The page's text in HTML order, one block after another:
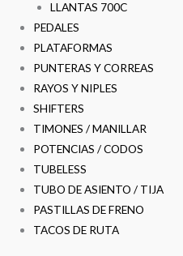
LLANTAS 700C
PEDALES
PLATAFORMAS
PUNTERAS Y CORREAS
RAYOS Y NIPLES
SHIFTERS
TIMONES / MANILLAR
POTENCIAS / CODOS
TUBELESS
TUBO DE ASIENTO / TIJA
PASTILLAS DE FRENO
TACOS DE RUTA